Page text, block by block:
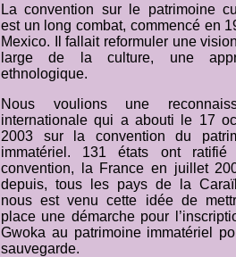
La convention sur le patrimoine
est un long combat, commencé en
Mexico. Il fallait reformuler une
large de la culture, une
ethnologique.
Nous voulions une
internationale qui a abouti le 17
2003 sur la convention du
immatériel. 131 états ont ratifié
convention, la France en juillet
depuis, tous les pays de la
nous est venu cette idée de
place une démarche pour
Gwoka au patrimoine immatériel
sauvegarde.